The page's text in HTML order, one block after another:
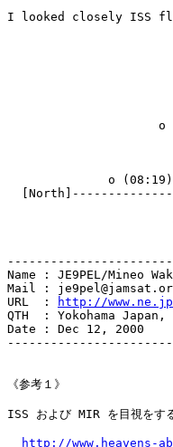
I looked closely ISS
o
o
Name : JE9PEL/Mineo
Mail :
URL  :
http://
QTH  : Yokohama Japan,
Date : Dec 12, 2000
《参考１》
ISS および MIR を目視をす
http://www.heavens-